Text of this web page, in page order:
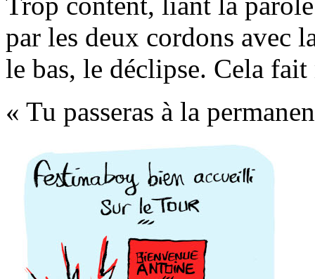
par les deux cordons avec
le bas, le déclipse. Cela
« Tu passeras à la